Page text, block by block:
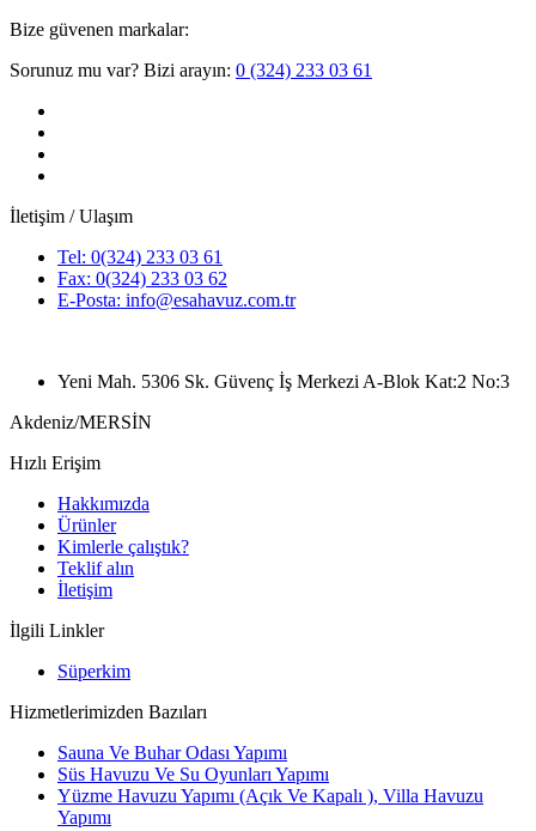
Bize güvenen markalar:
Sorunuz mu var? Bizi arayın: 0 (324) 233 03 61
İletişim / Ulaşım
Tel: 0(324) 233 03 61
Fax: 0(324) 233 03 62
E-Posta: info@esahavuz.com.tr
Yeni Mah. 5306 Sk. Güvenç İş Merkezi A-Blok Kat:2 No:3
Akdeniz/MERSİN
Hızlı Erişim
Hakkımızda
Ürünler
Kimlerle çalıştık?
Teklif alın
İletişim
İlgili Linkler
Süperkim
Hizmetlerimizden Bazıları
Sauna Ve Buhar Odası Yapımı
Süs Havuzu Ve Su Oyunları Yapımı
Yüzme Havuzu Yapımı (Açık Ve Kapalı ), Villa Havuzu
Yapımı